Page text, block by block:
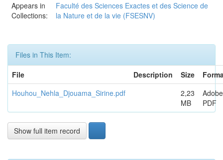
Appears in
Collections:
Faculté des Sciences Exactes et des Science de
la Nature et de la vie (FSESNV)
Files in This Item:
File
Description Size
Houhou_Nehla_Djouama_Sirine.pdf
2,23
MB
Adobe
PDF
Show full item record